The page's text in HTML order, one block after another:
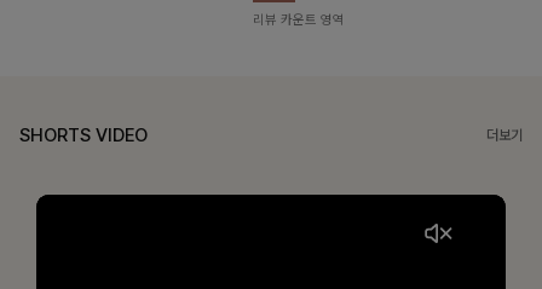
리뷰 카운트 영역
SHORTS VIDEO 더보기